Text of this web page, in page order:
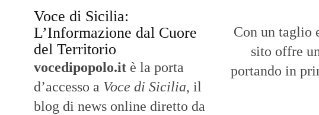
Voce di Sicilia:
L’Informazione dal Cuore
del Territorio
vocedipopolo.it è la porta
d’accesso a Voce di Sicilia, il
blog di news online diretto da
Con un taglio
sito offre
portando in